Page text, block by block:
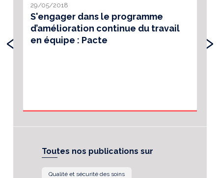
29/05/2018
S'engager dans le programme
d’amélioration continue du travail
en équipe : Pacte
‹ ›
Toutes nos publications sur
Qualité et sécurité des soins